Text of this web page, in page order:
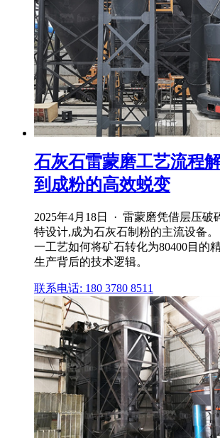
石灰石雷蒙磨工艺流程
到成粉的高效蜕变
2025年4月18日 · 雷蒙磨凭借层压破
特设计,成为石灰石制粉的主流设备
一工艺如何将矿石转化为80400目的
生产背后的技术逻辑。
联系电话: 180 3780 8511